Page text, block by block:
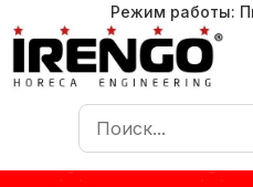
Режим работы: